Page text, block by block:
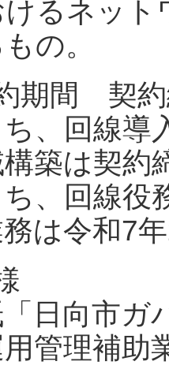
けるネッ
の。
間 契約
回線導入
構築は契
回線役務
は令和7
日向市ガ
管理補助